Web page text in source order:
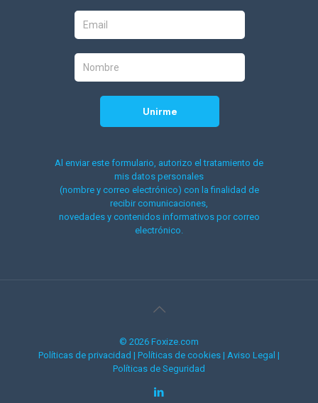
Al enviar este formulario, autorizo el tratamiento de
mis datos personales
(nombre y correo electrónico) con la finalidad de
recibir comunicaciones,
novedades y contenidos informativos por correo
electrónico.
© 2026 Foxize.com
Políticas de privacidad | Políticas de cookies | Aviso Legal |
Políticas de Seguridad